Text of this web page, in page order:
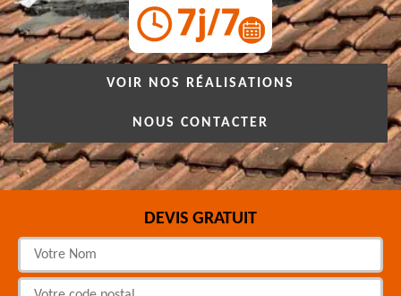
VOIR NOS RÉALISATIONS
NOUS CONTACTER
DEVIS GRATUIT